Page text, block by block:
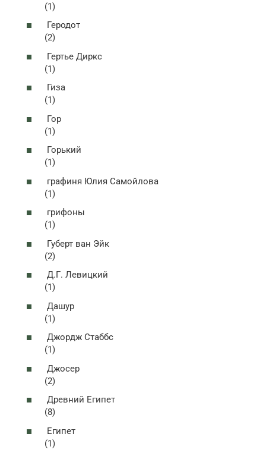
(1)
Геродот
(2)
Гертье Диркс
(1)
Гиза
(1)
Гор
(1)
Горький
(1)
графиня Юлия Самойлова
(1)
грифоны
(1)
Губерт ван Эйк
(2)
Д.Г. Левицкий
(1)
Дашур
(1)
Джордж Стаббс
(1)
Джосер
(2)
Древний Египет
(8)
Египет
(1)